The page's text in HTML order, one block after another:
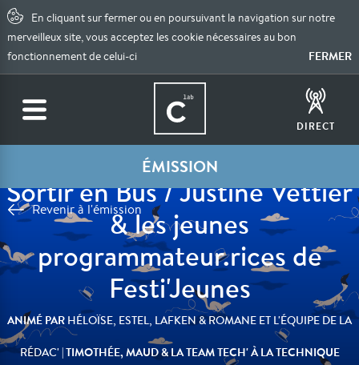
En cliquant sur fermer ou en poursuivant la navigation sur notre
merveilleux site, vous acceptez les cookie nécessaires au bon
fonctionnement de celui-ci
FERMER
DIRECT
ÉMISSION
Revenir à l'émission
Sortir en Bus / Justine Vettier
& les jeunes
programmateur.rices de
Festi'Jeunes
ANIMÉ PAR HÉLOÏSE, ESTEL, LAFKEN & ROMANE ET L'ÉQUIPE DE LA
RÉDAC' | TIMOTHÉE, MAUD & LA TEAM TECH' À LA TECHNIQUE